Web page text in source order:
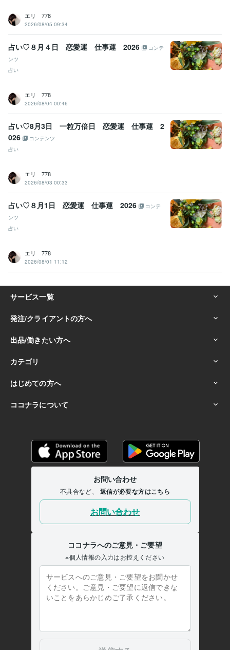
エリ 778
2026/08/05 09:34
占い♡８月４日 恋愛運 仕事運 2026
コンテ
ンツ
占い
エリ 778
2026/08/04 00:46
占い♡8月3日 一粒万倍日 恋愛運 仕事運 2
026
コンテンツ
占い
エリ 778
2026/08/03 00:33
占い♡８月1日 恋愛運 仕事運 2026
コンテ
ンツ
占い
エリ 778
2026/08/01 11:12